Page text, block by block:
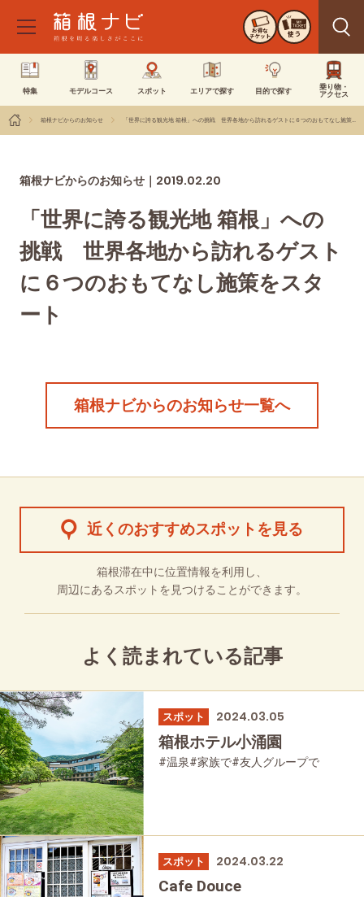
お得な
チケット 使う
特集 モデルコース スポット エリアで探す 目的で探す
乗り物・
アクセス
箱根ナビからのお知らせ 「世界に誇る観光地 箱根」への挑戦 世界各地から訪れるゲストに６つのおもてなし施策をスタート
箱根ナビからのお知らせ｜ 2019.02.20
「世界に誇る観光地 箱根」への
挑戦 世界各地から訪れるゲスト
に６つのおもてなし施策をスタ
ート
箱根ナビからのお知らせ一覧へ
近くのおすすめスポットを見る
箱根滞在中に位置情報を利用し、
周辺にあるスポットを見つけることができます。
よく読まれている記事
スポット 2024.03.05
箱根ホテル小涌園
#温泉#家族で#友人グループで
スポット 2024.03.22
Cafe Douce